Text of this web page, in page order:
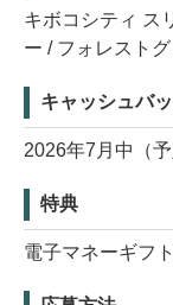
キボコシティ ス
ー / フォレストグ
キャッシュバ
2026年7月中（予
特典
電子マネーギフ